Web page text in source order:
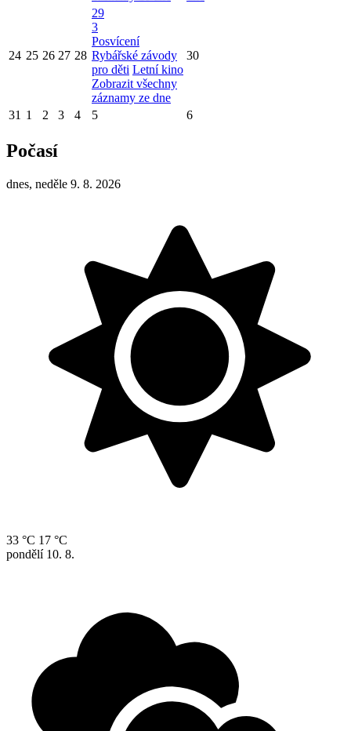
24 25 26 27 28
29
3
Posvícení
Rybářské závody
pro děti Letní kino
Zobrazit všechny
záznamy ze dne
30
31 1 2 3 4 5 6
Počasí
dnes, neděle 9. 8. 2026
33 °C 17 °C
pondělí 10. 8.